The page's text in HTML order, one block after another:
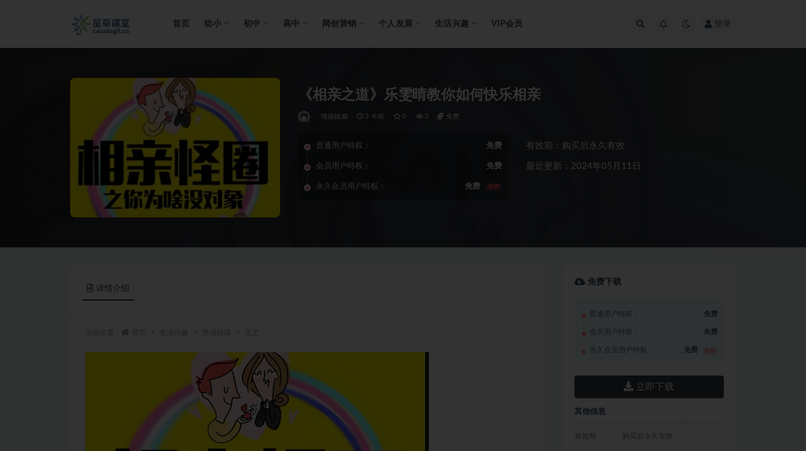
首页 幼小 初中 高中 网创营销 个人发展 生活兴趣 VIP会员 登录
《相亲之道》乐雯晴教你如何快乐相亲
情感婚姻 2 年前 0 3 免费
普通用户特权： 免费
会员用户特权： 免费
永久会员用户特权： 免费 推荐
有效期：购买后永久有效
最近更新：2024年05月11日
详情介绍
免费下载
普通用户特权： 免费
会员用户特权： 免费
永久会员用户特权： 免费
立即下载
其他信息
有效期 购买后永久有效